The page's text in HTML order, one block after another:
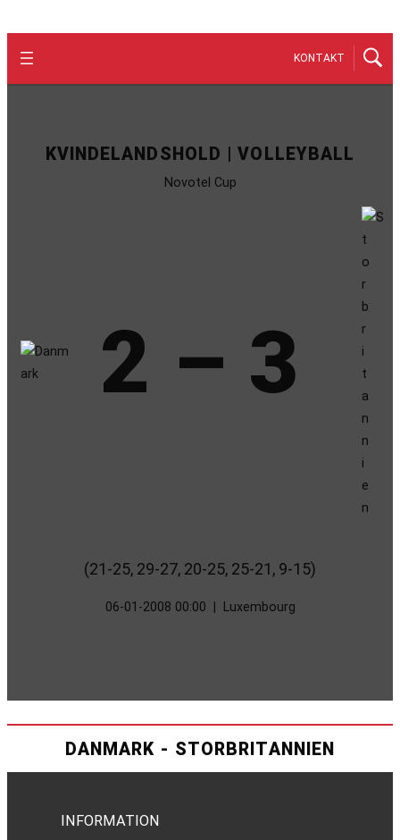
KONTAKT
KVINDELANDSHOLD | VOLLEYBALL
Novotel Cup
2 – 3
(21-25, 29-27, 20-25, 25-21, 9-15)
06-01-2008 00:00 Luxembourg
DANMARK - STORBRITANNIEN
INFORMATION